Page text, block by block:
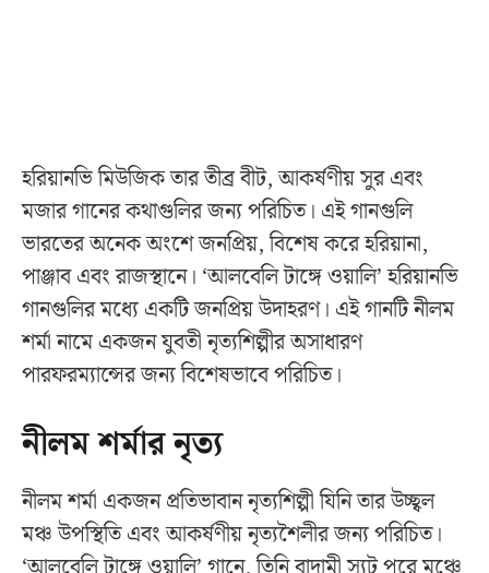
হরিয়ানভি মিউজিক তার তীব্র বীট, আকর্ষণীয় সুর এবং
মজার গানের কথাগুলির জন্য পরিচিত। এই গানগুলি
ভারতের অনেক অংশে জনপ্রিয়, বিশেষ করে হরিয়ানা,
পাঞ্জাব এবং রাজস্থানে। ‘আলবেলি টাঙ্গে ওয়ালি’ হরিয়ানভি
গানগুলির মধ্যে একটি জনপ্রিয় উদাহরণ। এই গানটি নীলম
শর্মা নামে একজন যুবতী নৃত্যশিল্পীর অসাধারণ
পারফরম্যান্সের জন্য বিশেষভাবে পরিচিত।
নীলম শর্মার নৃত্য
নীলম শর্মা একজন প্রতিভাবান নৃত্যশিল্পী যিনি তার উচ্ছ্বল
মঞ্চ উপস্থিতি এবং আকর্ষণীয় নৃত্যশৈলীর জন্য পরিচিত।